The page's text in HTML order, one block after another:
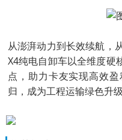
从澎湃动力到长效续航，
X4纯电自卸车以全维度硬
点，助力卡友实现高效
归，成为工程运输绿色升